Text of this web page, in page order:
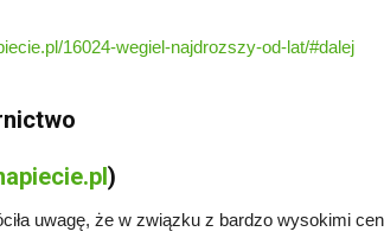
16024-wegiel-najdrozszy-od-lat/#dalej
)
uwagę, że w związku z bardzo wysokimi